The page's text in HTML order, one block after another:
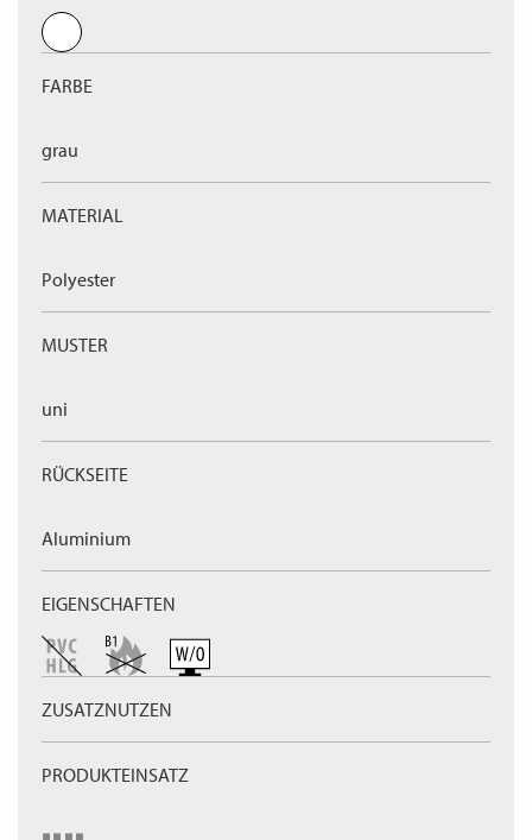
FARBE
grau
MATERIAL
Polyester
MUSTER
uni
RÜCKSEITE
Aluminium
EIGENSCHAFTEN
ZUSATZNUTZEN
PRODUKTEINSATZ